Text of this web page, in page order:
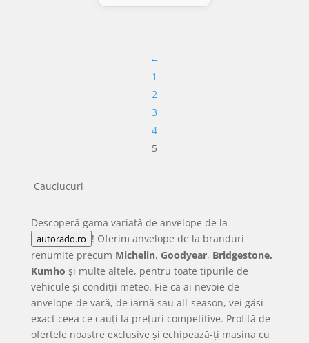
a
293.51 lei.
este:
←
1
2
3
4
5
Cauciucuri
Descoperă gama variată de anvelope de la
autorado.ro ! Oferim anvelope de la branduri
renumite precum Michelin, Goodyear, Bridgestone,
Kumho și multe altele, pentru toate tipurile de
vehicule și condiții meteo. Fie că ai nevoie de
anvelope de vară, de iarnă sau all-season, vei găsi
exact ceea ce cauți la prețuri competitive. Profită de
ofertele noastre exclusive și echipează-ți mașina cu